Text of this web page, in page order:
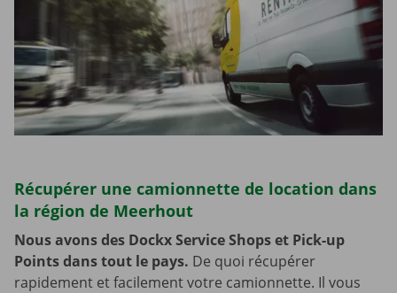
Récupérer une camionnette de location dans
la région de Meerhout
Nous avons des Dockx Service Shops et Pick-up
Points dans tout le pays. De quoi récupérer
rapidement et facilement votre camionnette. Il vous